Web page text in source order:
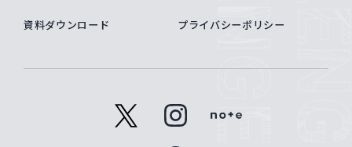
資料ダウンロード プライバシーポリシー
x instagramnote